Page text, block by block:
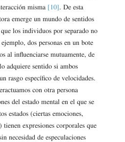
misma [10] . De esta
emerge un mundo de sentidos
los individuos por separado no
dos personas en un bote
al influenciarse mutuamente, de
adquiere sentido si ambos
rasgo específico de velocidades.
con otra persona
del estado mental en el que se
estados (ciertas emociones,
tienen expresiones corporales que
necesidad de especulaciones